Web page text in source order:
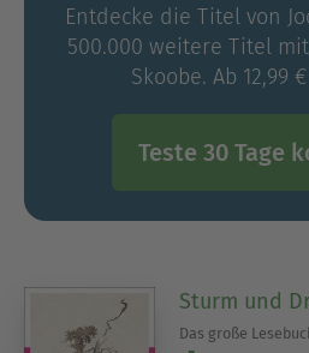
Entdecke die Titel von
500.000 weitere Titel
Skoobe. Ab 12,99
Teste 30 Tage
Sturm und
Das große